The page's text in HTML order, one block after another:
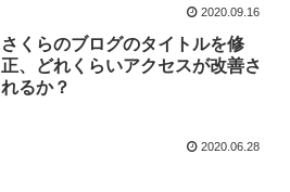
2020.09.16
さくらのブログのタイトルを修
正、どれくらいアクセスが改善さ
れるか？
2020.06.28